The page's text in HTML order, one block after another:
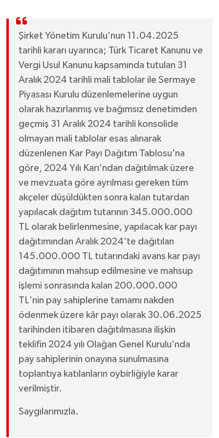
Şirket Yönetim Kurulu'nun 11.04.2025
tarihli kararı uyarınca; Türk Ticaret Kanunu ve
Vergi Usul Kanunu kapsamında tutulan 31
Aralık 2024 tarihli mali tablolar ile Sermaye
Piyasası Kurulu düzenlemelerine uygun
olarak hazırlanmış ve bağımsız denetimden
geçmiş 31 Aralık 2024 tarihli konsolide
olmayan mali tablolar esas alınarak
düzenlenen Kar Payı Dağıtım Tablosu'na
göre, 2024 Yılı Karı'ndan dağıtılmak üzere
ve mevzuata göre ayrılması gereken tüm
akçeler düşüldükten sonra kalan tutardan
yapılacak dağıtım tutarının 345.000.000
TL olarak belirlenmesine, yapılacak kar payı
dağıtımından Aralık 2024'te dağıtılan
145.000.000 TL tutarındaki avans kar payı
dağıtımının mahsup edilmesine ve mahsup
işlemi sonrasında kalan 200.000.000
TL'nin pay sahiplerine tamamı nakden
ödenmek üzere kâr payı olarak 30.06.2025
tarihinden itibaren dağıtılmasına ilişkin
teklifin 2024 yılı Olağan Genel Kurulu'nda
pay sahiplerinin onayına sunulmasına
toplantıya katılanların oybirliğiyle karar
verilmiştir.
Saygılarımızla.